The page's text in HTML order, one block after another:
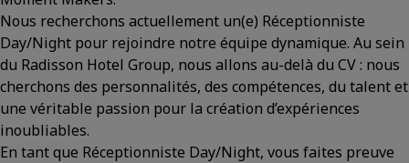
Nous recherchons actuellement un(e) Réceptionniste
Day/Night pour rejoindre notre équipe dynamique. Au sein
du Radisson Hotel Group, nous allons au-delà du CV : nous
cherchons des personnalités, des compétences, du talent et
une véritable passion pour la création d’expériences
inoubliables.
En tant que Réceptionniste Day/Night, vous faites preuve